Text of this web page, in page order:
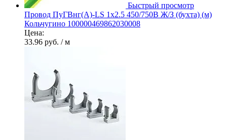
Быстрый просмотр
Провод ПуГВнг(А)-LS 1х2.5 450/750В Ж/З (бухта) (м)
Кольчугино 100000469862030008
Цена:
33.96 руб. / м